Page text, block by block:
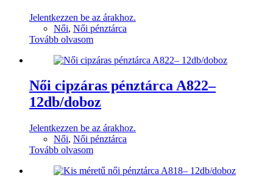
Jelentkezzen be az árakhoz.
Női, Női pénztárca
Tovább olvasom
Női cipzáras pénztárca A822–
12db/doboz
Jelentkezzen be az árakhoz.
Női, Női pénztárca
Tovább olvasom